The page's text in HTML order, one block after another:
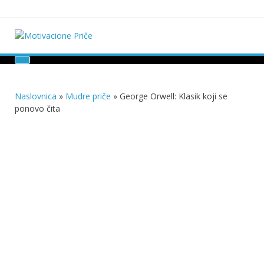
content
Motivacione Priče
Naslovnica » Mudre priče » George Orwell: Klasik koji se
ponovo čita